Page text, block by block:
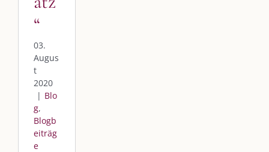
“
03.
Augus
t
2020
| Blo
g,
Blogb
eiträg
e